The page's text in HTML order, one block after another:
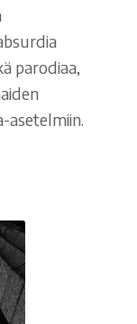
parodiaa,
asetelmiin.